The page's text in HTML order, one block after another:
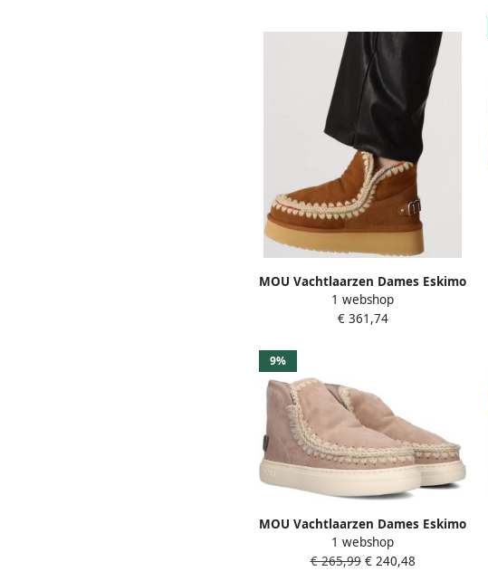
MOU Vachtlaarzen Dames Eskimo
18 Platform Rhinestones Maat: 39
Materiaal: Suède Kleur: Cognac
1 webshop
€ 361,74
9%
MOU Vachtlaarzen Dames Eskimo
Sneaker Bold Glitter Logo Maat:
38 Materiaal: Suède Kleur: Beige
1 webshop
€ 265,99€ 240,48